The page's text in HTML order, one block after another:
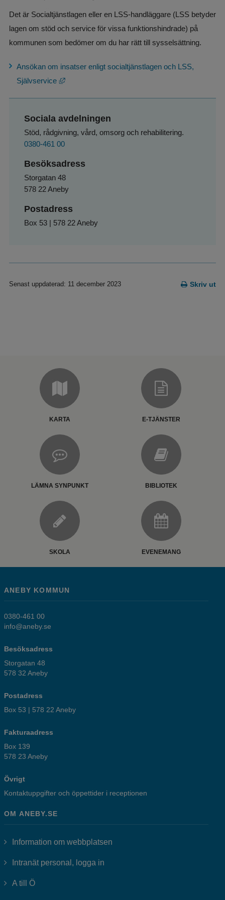
Det är Socialtjänstlagen eller en LSS-handläggare (LSS betyder
lagen om stöd och service för vissa funktionshindrade) på
kommunen som bedömer om du har rätt till sysselsättning.
Ansökan om insatser enligt socialtjänstlagen och LSS,
Självservice
Länk till annan webbplats, öppnas i nytt fönster.
Sociala avdelningen
Stöd, rådgivning, vård, omsorg och rehabilitering.
0380-461 00
Besöksadress
Storgatan 48
578 22 Aneby
Postadress
Box 53 | 578 22 Aneby
Skriv ut
Senast uppdaterad: 11 december 2023
KARTA E-TJÄNSTER
LÄMNA SYNPUNKT BIBLIOTEK
SKOLA EVENEMANG
ANEBY KOMMUN
0380-461 00
info@aneby.se
Besöksadress
Storgatan 48
578 32 Aneby
Postadress
Box 53 | 578 22 Aneby
Fakturaadress
Box 139
578 23 Aneby
Övrigt
Kontaktuppgifter och öppettider i receptionen
OM ANEBY.SE
Information om webbplatsen
Intranät personal, logga in
A till Ö